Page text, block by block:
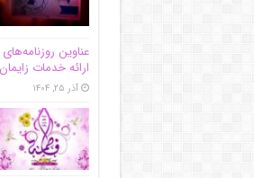
ارائه خدمات
آذر ۲۵, ۱۴۰۴